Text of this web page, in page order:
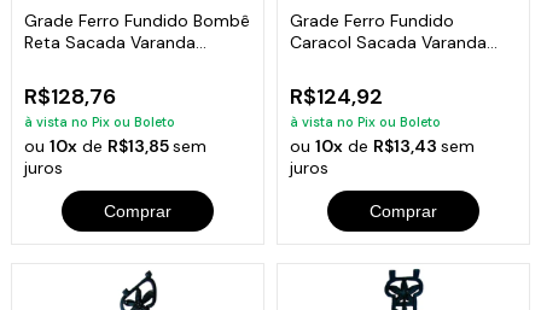
Grade Ferro Fundido Bombê
Reta Sacada Varanda
R$128,76
à vista no Pix ou Boleto
ou10x de R$13,85sem
juros
Comprar
Grade Ferro Fundido
Caracol Sacada Varanda
R$124,92
à vista no Pix ou Boleto
ou 10xde R$13,43 sem
juros
Comprar